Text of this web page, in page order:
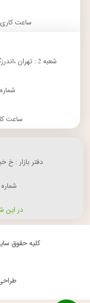
ساعت کاری: 10 تا 21 - جمعه ها
شعبه 2 : تهران ،اندرزگو ، خیابان سلیمی شمالی ، پلاک 119
شماره
ساعت کاری: 11 تا
دفتر بازار : خ
شماره
در این
کلیه حقوق